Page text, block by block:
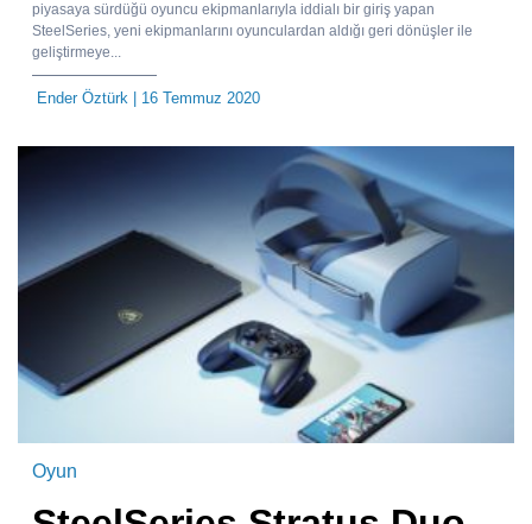
piyasaya sürdüğü oyuncu ekipmanlarıyla iddialı bir giriş yapan
SteelSeries, yeni ekipmanlarını oyunculardan aldığı geri dönüşler ile
geliştirmeye...
Ender Öztürk | 16 Temmuz 2020
Oyun